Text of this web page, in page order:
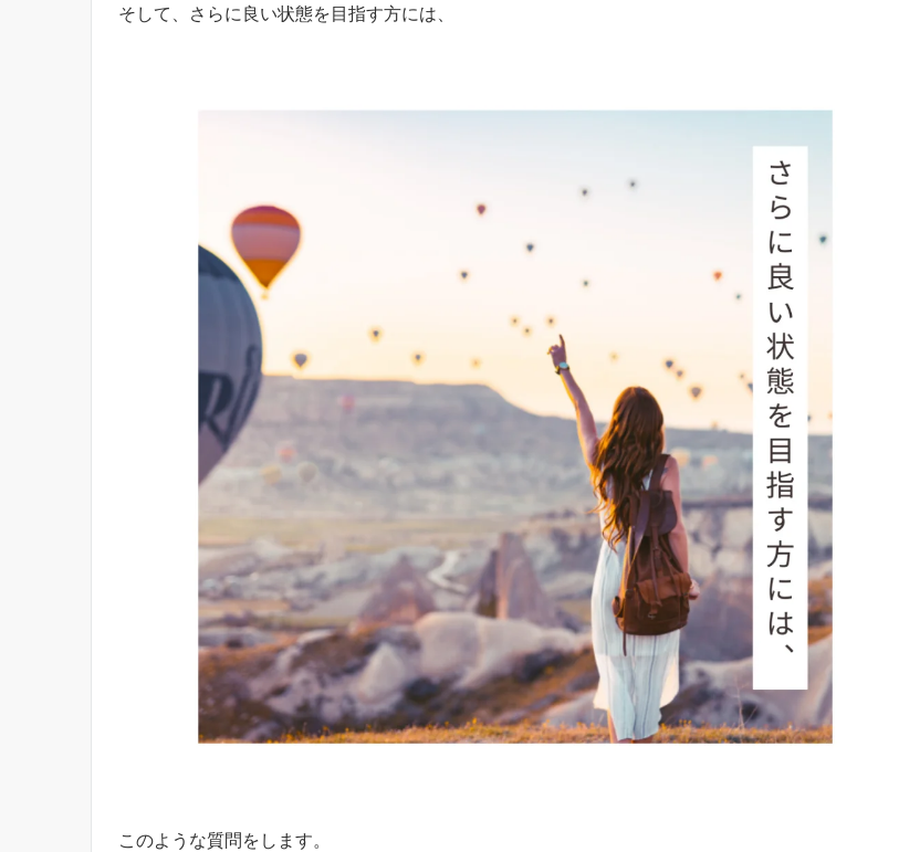
そして、さらに良い状態を目指す方には、
このような質問をします。